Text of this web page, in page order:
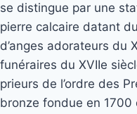
se distingue par une
pierre calcaire datant
d’anges adorateurs du
funéraires du XVIIe
prieurs de l’ordre des
bronze fondue en